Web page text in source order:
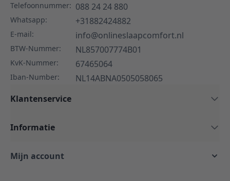
Telefoonnummer: 088 24 24 880
Whatsapp: +31882424882
E-mail: info@onlineslaapcomfort.nl
BTW-Nummer: NL857007774B01
KvK-Nummer: 67465064
Iban-Number:
NL14ABNA0505058065
Klantenservice
Informatie
Mijn account